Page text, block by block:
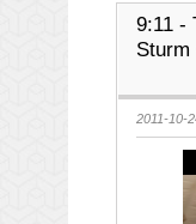
9:11 -
Sturm
2011-10-